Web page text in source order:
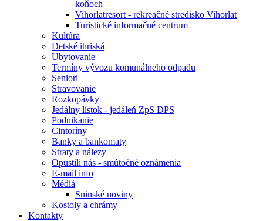
koňoch
Vihorlatresort - rekreačné stredisko Vihorlat
Turistické informačné centrum
Kultúra
Detské ihriská
Ubytovanie
Termíny vývozu komunálneho odpadu
Seniori
Stravovanie
Rozkopávky
Jedálny lístok - jedáleň ZpS DPS
Podnikanie
Cintoríny
Banky a bankomaty
Straty a nálezy
Opustili nás - smútočné oznámenia
E-mail info
Médiá
Sninské noviny
Kostoly a chrámy
Kontakty